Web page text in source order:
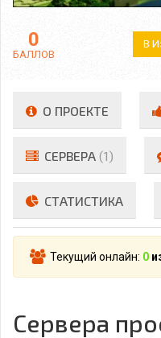
0
БАЛЛОВ
В
О ПРОЕКТЕ
СЕРВЕРА (1)
СТАТИСТИКА
Текущий онлайн: 0
Сервера